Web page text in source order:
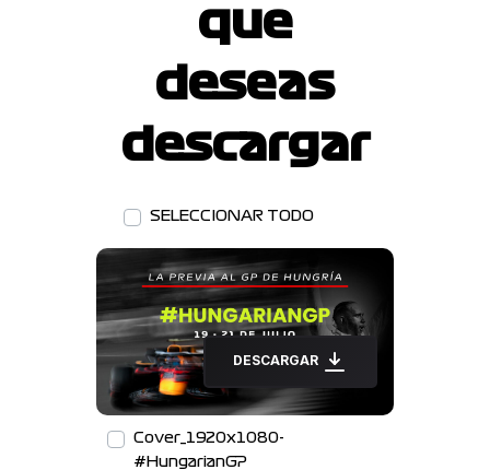
que
deseas
descargar
SELECCIONAR TODO
DESCARGAR
Cover_1920x1080-
#HungarianGP